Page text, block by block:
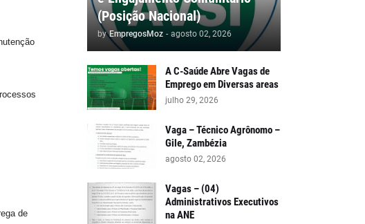
de
(Posição Nacional)
by EmpregosMoz - agosto 02, 2026
A C-Saúde Abre Vagas de
Emprego em Diversas areas
julho 29, 2026
Vaga – Técnico Agrônomo –
Gile, Zambézia
agosto 02, 2026
Vagas – (04)
Administrativos Executivos
na ANE